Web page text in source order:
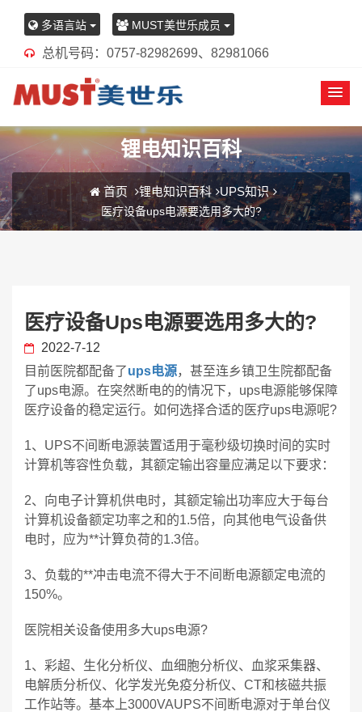
多语言站 MUST美世乐成员
总机号码：0757-82982699、82981066
锂电知识百科
首页 锂电知识百科 UPS知识
医疗设备ups电源要选用多大的?
医疗设备ups电源要选用多大的?
2022-7-12
目前医院都配备了ups电源，甚至连乡镇卫生院都配备
了ups电源。在突然断电的的情况下，ups电源能够保障
医疗设备的稳定运行。如何选择合适的医疗ups电源呢?
1、UPS不间断电源装置适用于毫秒级切换时间的实时
计算机等容性负载，其额定输出容量应满足以下要求：
2、向电子计算机供电时，其额定输出功率应大于每台
计算机设备额定功率之和的1.5倍，向其他电气设备供
电时，应为**计算负荷的1.3倍。
3、负载的**冲击电流不得大于不间断电源额定电流的
150%。
医院相关设备使用多大ups电源?
1、彩超、生化分析仪、血细胞分析仪、血浆采集器、
电解质分析仪、化学发光免疫分析仪、CT和核磁共振
工作站等。基本上3000VAUPS不间断电源对于单台仪